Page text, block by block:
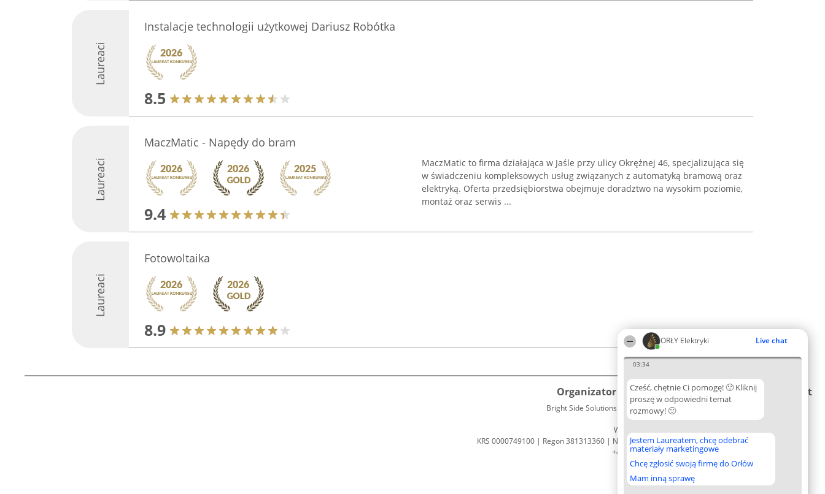
ORŁY Elektryki Live chat
03:34
Cześć, chętnie Ci pomogę! 🙂 Kliknij
proszę w odpowiedni temat
rozmowy! 🙂
Jestem Laureatem, chcę odebrać
materiały marketingowe
Chcę zgłosić swoją firmę do Orłów
Mam inną sprawę
Laureaci
Instalacje technologii użytkowej Dariusz Robótka
8.5
Laureaci
MaczMatic - Napędy do bram
9.4
MaczMatic to firma działająca w Jaśle przy ulicy Okrężnej 46, specjalizująca się
w świadczeniu kompleksowych usług związanych z automatyką bramową oraz
elektryką. Oferta przedsiębiorstwa obejmuje doradztwo na wysokim poziomie,
montaż oraz serwis ...
Laureaci
Fotowoltaika
8.9
Organizator plebiscytu
Bright Side Solutions sp. z o. o. sp. k.
ul. Ruska 22
Wrocław 50-079
KRS 0000749100 | Regon 381313360 | NIP 8943132676
+48 508 492 400
Plebiscyt
Lista
Laureatów
Zasady
Regulamin
Prywatności
Kontakt